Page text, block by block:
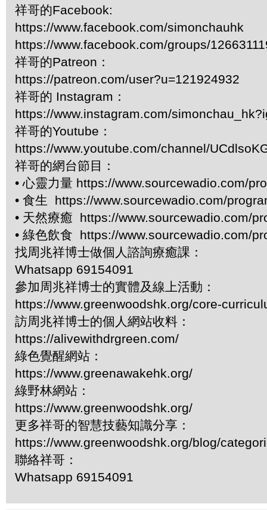
祥哥的Facebook:
https://www.facebook.com/simonchauhk
https://www.facebook.com/groups/
祥哥的Patreon：
https://patreon.com/user?u=121924932
祥哥的 Instagram：
https://www.instagram.com/
祥哥的Youtube：
https://www.youtube.com/channel/
祥哥的網台節目：
• 心靈力量 https://www.sourcewadio.com/
• 食生 https://www.sourcewadio.com/
• 天然療癒 https://www.sourcewadio.com/
• 綠色飲食 https://www.sourcewadio.com/
找周兆祥博士做個人諮詢療癒課：
Whatsapp 69154091
參加周兆祥博士的實體及線上活動：
https://www.greenwoodshk.org/core-
訪周兆祥博士的個人網站收料：
https://alivewithdrgreen.com/
綠色覺醒網站：
https://www.greenawakehk.org/
綠野林網站：
https://www.greenwoodshk.org/
更多祥哥的智慧技藝知識分享：
https://www.greenwoodshk.org/blog/
聯絡祥哥：
Whatsapp 69154091